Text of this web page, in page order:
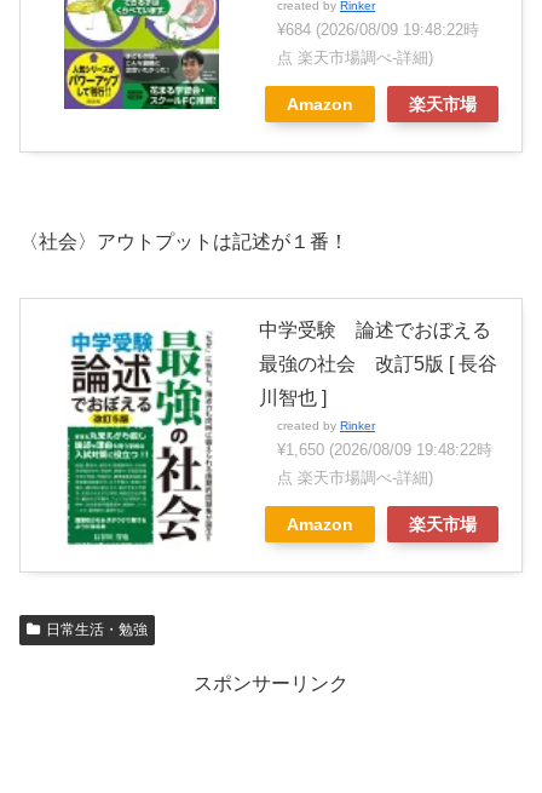
created by Rinker
¥684 (2026/08/09 19:48:22時
点 楽天市場調べ-詳細)
Amazon 楽天市場
〈社会〉アウトプットは記述が１番！
中学受験 論述でおぼえる
最強の社会 改訂5版 [ 長谷
川智也 ]
created by Rinker
¥1,650 (2026/08/09 19:48:22時
点 楽天市場調べ-詳細)
Amazon 楽天市場
日常生活・勉強
スポンサーリンク